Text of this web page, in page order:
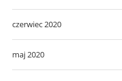
czerwiec 2020
maj 2020